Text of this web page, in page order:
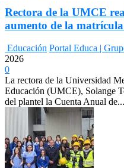
Rectora de la UMCE
aumento de la
Educación Portal Educa |
2026
0
La rectora de la Universidad
Educación (UMCE), Solange
del plantel la Cuenta Anual de...